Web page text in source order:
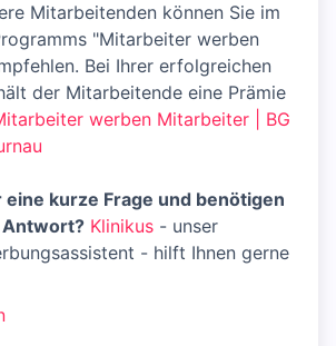
Mitarbeitenden können Sie im
"Mitarbeiter werben
Bei Ihrer erfolgreichen
der Mitarbeitende eine Prämie
werben Mitarbeiter | BG
eine kurze Frage und benötigen
Klinikus - unser
- hilft Ihnen gerne